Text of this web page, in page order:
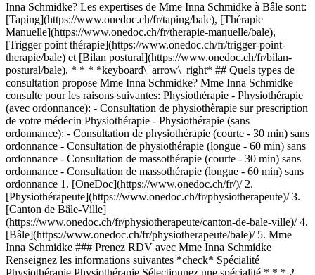
Inna Schmidke? Les expertises de Mme Inna Schmidke à Bâle sont:
[Taping](https://www.onedoc.ch/fr/taping/bale), [Thérapie
Manuelle](https://www.onedoc.ch/fr/therapie-manuelle/bale),
[Trigger point thérapie](https://www.onedoc.ch/fr/trigger-point-
therapie/bale) et [Bilan postural](https://www.onedoc.ch/fr/bilan-
postural/bale). * * * *keyboard\_arrow\_right* ## Quels types de
consultation propose Mme Inna Schmidke? Mme Inna Schmidke
consulte pour les raisons suivantes: Physiothérapie - Physiothérapie
(avec ordonnance): - Consultation de physiothèrapie sur prescription
de votre médecin Physiothérapie - Physiothérapie (sans
ordonnance): - Consultation de physiothérapie (courte - 30 min) sans
ordonnance - Consultation de physiothérapie (longue - 60 min) sans
ordonnance - Consultation de massothérapie (courte - 30 min) sans
ordonnance - Consultation de massothérapie (longue - 60 min) sans
ordonnance 1. [OneDoc](https://www.onedoc.ch/fr/)/ 2. [Physiothérapeute](https://www.onedoc.ch/fr/physiotherapeute)/ 3. [Canton de Bâle-Ville](https://www.onedoc.ch/fr/physiotherapeute/canton-de-bale-ville)/ 4. [Bâle](https://www.onedoc.ch/fr/physiotherapeute/bale)/ 5. Mme Inna Schmidke ### Prenez RDV avec Mme Inna Schmidke Renseignez les informations suivantes *check* Spécialité Physiothérapie Physiothérapie Sélectionnez une spécialité * * * 2 Motif de consultation Sélectionnez un motif de consultation * * * *touch\_app* Choisissez un créneau horaire *chevron\_left* mar. 04 août *chevron\_right* Voir plus de rendez-vous Créneau horaire Prendre rendez-vous ### Téléchargez l'app OneDoc Prenez rendez-vous en ligne chez un médecin, un dentiste ou un thérapeute proche de vous en Suisse. L'application OneDoc vous permet de gérer tous vos rendez-vous médicaux depuis votre natel, n'importe où et n'importe quand. ![Code QR redirigeant vers l’App Store ou Google Play pour télécharger l’app OneDoc Patients](https://www.onedoc.ch/assets/images/download-app-qr.jpeg) Scannez le QR code pour télécharger l’application [![Téléchargez notre application sur l'App Store!](https://www.onedoc.ch/assets/images/app-store-badge-fr.svg)](https://apps.apple.com/ch/app/onedoc/id1592376413?l=fr)[![Téléchargez notre application sur le Google Play Store!](https://www.onedoc.ch/assets/images/google-play-badge-fr.png)](https://play.google.com/store/apps/details?id=ch.onedoc.patient&hl=fr-CH) *keyboard\_arrow\_right* ## Spécialités associées [Physiothérapeute à Bâle](https://www.onedoc.ch/fr/physiotherapeute/bale)[Physiothérapeute à Muttenz](https://www.onedoc.ch/fr/physiotherapeute/muttenz)[Physiothérapeute à Allschwil](https://www.onedoc.ch/fr/physiotherapeute/allschwil)[Physiothérapeute à Pratteln](https://www.onedoc.ch/fr/physiotherapeute/pratteln)[Physiothérapeute à Reinach BL](https://www.onedoc.ch/fr/physiotherapeute/reinach?state=BL)[Physiothérapeute à Aarau](https://www.onedoc.ch/fr/physiotherapeute/aarau)[Physiothérapeute à Läufelfingen](https://www.onedoc.ch/fr/physiotherapeute/laufelfingen) *keyboard\_arrow\_right* ## Expertises associées [Taping à Bâle](https://www.onedoc.ch/fr/taping/bale)[Taping à Pratteln](https://www.onedoc.ch/fr/taping/pratteln)[Taping à Allschwil](https://www.onedoc.ch/fr/taping/allschwil)[Taping à Langenthal](https://www.onedoc.ch/fr/taping/langenthal)[Taping à Oftringen](https://www.onedoc.ch/fr/taping/oftringen)[Taping à Biberist](https://www.onedoc.ch/fr/taping/biberist)[Taping à Muttenz](https://www.onedoc.ch/fr/taping/muttenz)[Taping à Reinach BL](https://www.onedoc.ch/fr/taping/reinach?state=BL)[Taping à Delémont](https://www.onedoc.ch/fr/taping/delemont)[Taping à Moutier](https://www.onedoc.ch/fr/taping/moutier)[Taping à Buchs AG](https://www.onedoc.ch/fr/taping/buchs?state=AG)[Taping à Granges SO](https://www.onedoc.ch/fr/taping/granges?state=SO)[Taping à Frick](https://www.onedoc.ch/fr/taping/frick)[Taping à Lenzburg](https://www.onedoc.ch/fr/taping/lenzburg)[Taping à Valbirse](https://www.onedoc.ch/fr/taping/valbirse)[Taping à Bubendorf](https://www.onedoc.ch/fr/taping/bubendorf)[Taping à Laufon](https://www.onedoc.ch/fr/taping/laufon)[Thérapie Manuelle à Bâle](https://www.onedoc.ch/fr/therapie-manuelle/bale)[Thérapie Manuelle à Pratteln](https://www.onedoc.ch/fr/therapie-manuelle/pratteln)[Thérapie Manuelle à Allschwil](https://www.onedoc.ch/fr/therapie-manuelle/allschwil)[Thérapie Manuelle à Muttenz](https://www.onedoc.ch/fr/therapie-manuelle/muttenz) *keyboard\_arrow\_right* ## Recherches fréquentes [Physiothérapeute à Bâle](https://www.onedoc.ch/fr/physiotherapeute/bale)[Gynécologue obstétricien à Aarau](https://www.onedoc.ch/fr/gynecologue-obstetricien/aarau)[Spécialiste en médecine interne générale à Bâle](https://www.onedoc.ch/fr/specialiste-en-medecine-interne-generale/bale)[Médecin généraliste à Bâle](https://www.onedoc.ch/fr/medecin-generaliste/bale)[Ophtalmologue à Aarau](https://www.onedoc.ch/fr/ophtalmologue/aarau)[Centre de vaccination à Bâle](https://www.onedoc.ch/fr/centre-de-vaccination/bale)[Prestations de santé en pharmacie à Bâle](https://www.onedoc.ch/fr/prestations-de-sante-en-pharmacie/bale)[Dermatologue à Bâle](https://www.onedoc.ch/fr/dermatologue/bale)[Gynécologue obstétricien à Bâle](https://www.onedoc.ch/fr/gynecologue-obstetricien/bale)[Ophtalmologue à Olten](https://www.onedoc.ch/fr/ophtalmologue/olten)[Urologue à Bâle](https://www.onedoc.ch/fr/urologue/bale)[Physiothérapeute à Muttenz](https://www.onedoc.ch/fr/physiotherapeute/muttenz)[Préparateur physique à Muttenz](https://www.onedoc.ch/fr/preparateur-physique/muttenz)[Masseur classique à Muttenz](https://www.onedoc.ch/fr/masseur-classique/muttenz)[Physiothérapeute à Allschwil](https://www.onedoc.ch/fr/physiotherapeute/allschwil)[Spécialiste en médecine interne générale à Liestal](https://www.onedoc.ch/fr/specialiste-en-medecine-interne-generale/liestal)[Thérapeute en drainage lymphatique à Bâle](https://www.onedoc.ch/fr/therapeute-en-drainage-lymphatique/bale)[Dermatologue à Olten](https://www.onedoc.ch/fr/dermatologue/olten)[Spécialiste en médecine interne générale à Aarau](https://www.onedoc.ch/fr/specialiste-en-medecine-interne-generale/aarau)[Pédiatre à Rheinfelden](https://www.onedoc.ch/fr/pediatre/rheinfelden)[Spécialiste en médecine esthétique à Lenzburg](https://www.onedoc.ch/fr/specialiste-en-medecine-esthetique/lenzburg) *keyboard\_arrow\_right* ## Annuaire des professionnels de santé suisses [Liste des praticiens](https://www.onedoc.ch/fr/annuaire) [A](https://www.onedoc.ch/fr/annuaire/A) [B](https://www.onedoc.ch/fr/annuaire/B) [C](https://www.onedoc.ch/fr/annuaire/C) [D](https://www.onedoc.ch/fr/annuaire/D) [E](https://www.onedoc.ch/fr/annuaire/E) [F](https://www.onedoc.ch/fr/annuaire/F) [G](https://www.onedoc.ch/fr/annuaire/G) [H](https://www.onedoc.ch/fr/annuaire/H) [I](https://www.onedoc.ch/fr/annuaire/I) [J](https://www.onedoc.ch/fr/annuaire/J) [K](https://www.onedoc.ch/fr/annuaire/K) [L](https://www.onedoc.ch/fr/annuaire/L) [M](https://www.onedoc.ch/fr/annuaire/M) [N](https://www.onedoc.ch/fr/annuaire/N) [O](https://www.onedoc.ch/fr/annuaire/O) [P](https://www.onedoc.ch/fr/annuaire/P) [Q](https://www.onedoc.ch/fr/annuaire/Q) [R](https://www.onedoc.ch/fr/annuaire/R) [S](https://www.onedoc.ch/fr/annuaire/S) [T](https://www.onedoc.ch/fr/annuaire/T) [U](https://www.onedoc.ch/fr/annuaire/U) [V](https://www.onedoc.ch/fr/annuaire/V) [W](https://www.onedoc.ch/fr/annuaire/W) [X](https://www.onedoc.ch/fr/annuaire/X) [Y](https://www.onedoc.ch/fr/annuaire/Y) [Z](https://www.onedoc.ch/fr/annuaire/Z) ## OneDoc [Pour les professionnels de santé](https://info.onedoc.ch/fr/) [À propos de nous](https://info.onedoc.ch/fr/raison-d-etre/) [Presse](https://info.onedoc.ch/fr/presse/) [Carrières](https://career.onedoc.ch/fr) [Centre de confidentialité](https://privacy.onedoc.ch/fr/) [Gestion des cookies](javascript:Didomi.preferences.show%28%29) [Centre d'aide](https://help.onedoc.ch/fr/) ## Langues [Deutsch](https://www.onedoc.ch/de/physiotherapeutin/basel/pcz88/inna-schmidke) [Français](https://www.onedoc.ch/fr/physiotherapeute/bale/pcz88/inna-schmidke) [Italiano](https://www.onedoc.ch/it/fisioterapista/basilea/pcz88/inna-schmidke) [English](https://www.onedoc.ch/en/physiotherapist/basel/pcz88/inna-schmidke) ## Spécialités associées [Physiothérapeute à Bâle](https://www.onedoc.ch/fr/physiotherapeute/bale) [Physiothérapeute à Muttenz](https://www.onedoc.ch/fr/physiotherapeute/muttenz) [Physiothérapeute à Allschwil](https://www.onedoc.ch/fr/physiotherapeute/allschwil) [Physiothérapeute à Pratteln](https://www.onedoc.ch/fr/physiotherapeute/pratteln) [Physiothérapeute à Reinach BL](https://www.onedoc.ch/fr/physiotherapeute/reinach?state=BL) [Physiothérapeute à Aarau](https://www.onedoc.ch/fr/physiotherapeute/aarau) [Physiothérapeute à Läufelfingen](https://www.onedoc.ch/fr/physiotherapeute/laufelfingen) ## Expertises associées [Taping à Bâle](https://www.onedoc.ch/fr/taping/bale) [Taping à Pratteln](https://www.onedoc.ch/fr/taping/pratteln) [Taping à Allschwil](https://www.onedoc.ch/fr/taping/allschwil) [Taping à Langenthal](https://www.onedoc.ch/fr/taping/langenthal) [Taping à Oftringen](https://www.onedoc.ch/fr/taping/oftringen) [Taping à Biberist](https://www.onedoc.ch/fr/taping/biberist) [Taping à Muttenz](https://www.onedoc.ch/fr/taping/muttenz) [Taping à Reinach BL](https://www.onedoc.ch/fr/taping/reinach?state=BL) [Taping à Delémont](https://www.onedoc.ch/fr/taping/delemont) [Taping à Moutier](https://www.onedoc.ch/fr/taping/moutier) [Taping à Buchs AG](https://www.onedoc.ch/fr/taping/buchs?state=AG) [Taping à Granges SO](https://www.onedoc.ch/fr/taping/granges?state=SO) [Taping à Frick](https://www.onedoc.ch/fr/taping/frick) [Taping à Lenzburg](https://www.onedoc.ch/fr/taping/lenzburg) [Taping à Valbirse](https://www.onedoc.ch/fr/taping/valbirse) [Taping à Bubendorf](https://www.onedoc.ch/fr/taping/bubendorf) [Taping à Laufon](https://www.onedoc.ch/fr/taping/laufon) [Thérapie Manuelle à Bâle](https://www.onedoc.ch/fr/therapie-manuelle/bale) [Thérapie Manuelle à Pratteln](https://www.onedoc.ch/fr/therapie-manuelle/pratteln) [Thérapie Manuelle à Allschwil](https://www.onedoc.ch/fr/therapie-manuelle/allschwil) [Thérapie Manuelle à Muttenz](https://www.onedoc.ch/fr/therapie-manuelle/muttenz) ## Recherches fréquentes [Physiothérapeute à Bâle](https://www.onedoc.ch/fr/physiotherapeute/bale) [Gynécologue obstétricien à Aarau](https://www.onedoc.ch/fr/gynecologue-obstetricien/aarau) [Spécialiste en médecine interne générale à Bâle](https://www.onedoc.ch/fr/specialiste-en-medecine-interne-generale/bale) [Médecin généraliste à Bâle](https://www.onedoc.ch/fr/medecin-generaliste/bale) [Ophtalmologue à Aarau](https://www.onedoc.ch/fr/ophtalmologue/aarau) [Centre de vaccination à Bâle](https://www.onedoc.ch/fr/centre-de-va